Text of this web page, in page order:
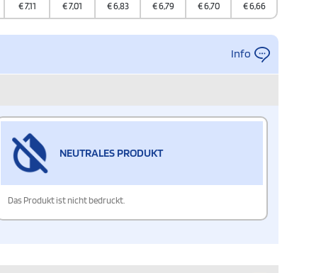
€7,11 €7,01 €6,83 €6,79 €6,70 €6,66
Info
NEUTRALES PRODUKT
Das Produkt ist nicht bedruckt.